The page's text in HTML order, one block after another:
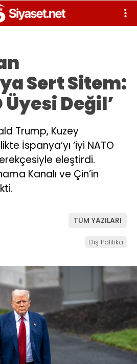
Sert Sitem:
Üyesi Değil’
Trump, Kuzey
İspanya’yı ‘iyi NATO
eleştirdi.
Kanalı ve Çin’in
TÜM YAZILARI
Dış Politika